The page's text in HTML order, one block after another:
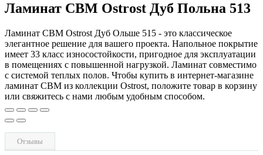
Ламинат CBM Ostrost Дуб Польна 513
Ламинат CBM Ostrost Дуб Ольше 515 - это классическое
элегантное решение для вашего проекта. Напольное покрытие
имеет 33 класс износостойкости, пригодное для эксплуатации
в помещениях с повышенной нагрузкой. Ламинат совместимо
с системой теплых полов. Чтобы купить в интернет-магазине
ламинат CBM из коллекции Ostrost, положите товар в корзину
или свяжитесь с нами любым удобным способом.
Отзывы